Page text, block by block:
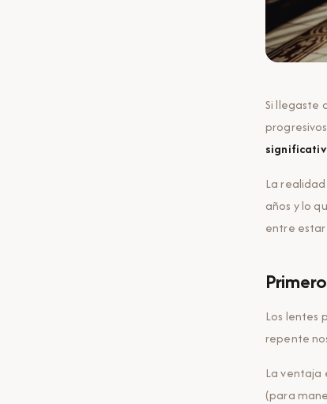
Si llegaste
La
años y lo
entre
Los lentes
repente
La ventaja
(para